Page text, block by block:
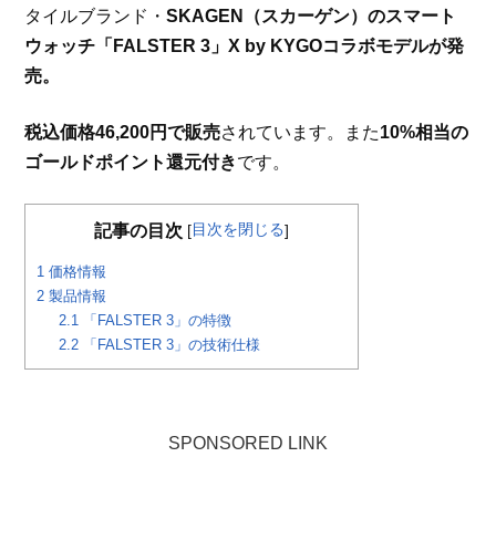
タイルブランド・SKAGEN（スカーゲン）のスマート
ウォッチ「FALSTER 3」X by KYGOコラボモデルが発
売。
税込価格46,200円で販売されています。また10%相当の
ゴールドポイント還元付きです。
記事の目次 [目次を閉じる]
1 価格情報
2 製品情報
2.1 「FALSTER 3」の特徴
2.2 「FALSTER 3」の技術仕様
SPONSORED LINK